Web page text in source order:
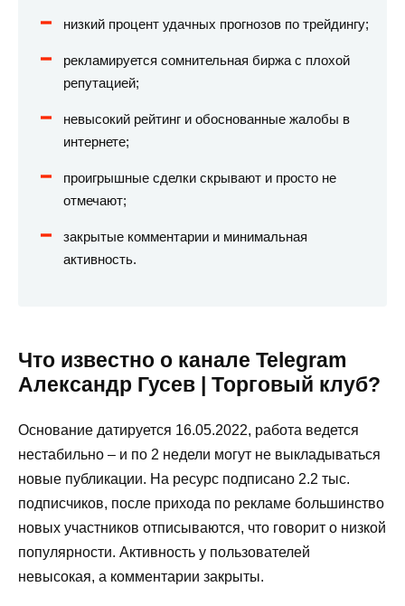
низкий процент удачных прогнозов по трейдингу;
рекламируется сомнительная биржа с плохой
репутацией;
невысокий рейтинг и обоснованные жалобы в
интернете;
проигрышные сделки скрывают и просто не
отмечают;
закрытые комментарии и минимальная
активность.
Что известно о канале Telegram
Александр Гусев | Торговый клуб?
Основание датируется 16.05.2022, работа ведется
нестабильно – и по 2 недели могут не выкладываться
новые публикации. На ресурс подписано 2.2 тыс.
подписчиков, после прихода по рекламе большинство
новых участников отписываются, что говорит о низкой
популярности. Активность у пользователей
невысокая, а комментарии закрыты.